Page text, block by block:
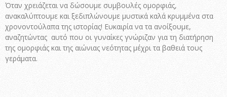
Όταν χρειάζεται να δώσουμε συμβουλές ομορφιάς,
ανακαλύπτουμε και ξεδιπλώνουμε μυστικά καλά κρυμμένα στα
χρονοντούλαπα της ιστορίας! Ευκαιρία να τα ανοίξουμε,
αναζητώντας αυτό που οι γυναίκες γνώριζαν για τη διατήρηση
της ομορφιάς και της αιώνιας νεότητας μέχρι τα βαθειά τους
γεράματα.